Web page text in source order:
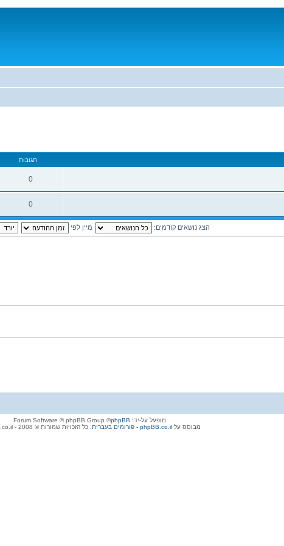
תגובות
0
תגובות
0
תגובות
הצג נושאים קודמים: מיין לפי
מופעל על-ידי phpBB
® Forum Software © phpBB Group
מבוסס עלphpBB.co.il - פורומים בעברית . כל הזכויות שמורות © 2008 - phpBB.co.il.